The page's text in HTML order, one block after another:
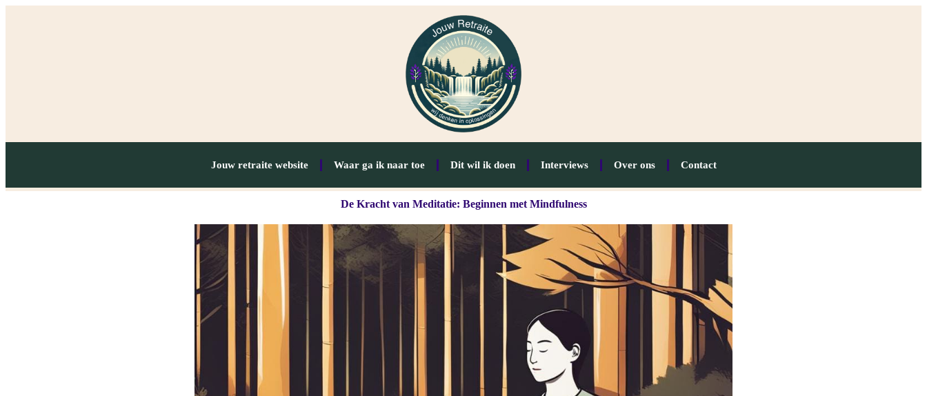
Jouw retraite website Waar ga ik naar toe Dit wil ik doen Interviews Over ons Contact
De Kracht van Meditatie: Beginnen met Mindfulness